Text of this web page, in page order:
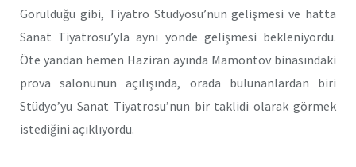
Görüldüğü gibi, Tiyatro Stüdyosu’nun gelişmesi ve hatta
Sanat Tiyatrosu’yla aynı yönde gelişmesi bekleniyordu.
Öte yandan hemen Haziran ayında Mamontov binasındaki
prova salonunun açılışında, orada bulunanlardan biri
Stüdyo’yu Sanat Tiyatrosu’nun bir taklidi olarak görmek
istediğini açıklıyordu.